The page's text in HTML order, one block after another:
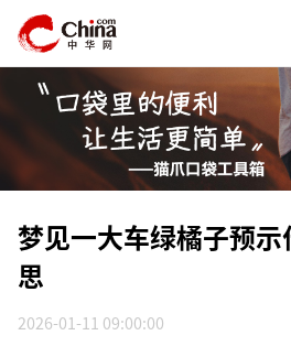
梦见一大车绿橘子预
思
2026-01-11 09:00:00